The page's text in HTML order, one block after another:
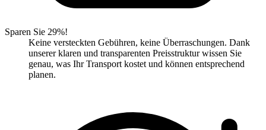
Sparen Sie 29%!
Keine versteckten Gebühren, keine Überraschungen. Dank
unserer klaren und transparenten Preisstruktur wissen Sie
genau, was Ihr Transport kostet und können entsprechend
planen.